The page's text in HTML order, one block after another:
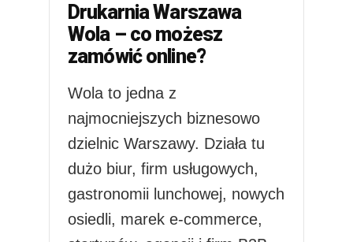
Drukarnia Warszawa
Wola – co możesz
zamówić online?
Wola to jedna z
najmocniejszych biznesowo
dzielnic Warszawy. Działa tu
dużo biur, firm usługowych,
gastronomii lunchowej, nowych
osiedli, marek e-commerce,